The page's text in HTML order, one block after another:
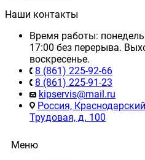
Наши контакты
Время работы:
17:00 без перерыва.
воскресенье.
8 (861) 225-92-66
8 (861) 225-91-23
kipservis@mail.ru
Россия,
Трудовая, д. 100
Меню